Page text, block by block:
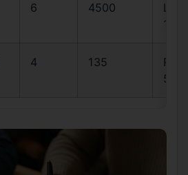
6 4500
1
4 135
5